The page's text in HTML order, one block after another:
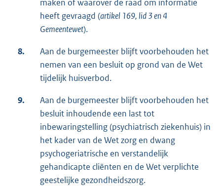
maken of waarover de raad om informatie
heeft gevraagd (artikel 169, lid 3 en 4
Gemeentewet).
8.
Aan de burgemeester blijft voorbehouden het
nemen van een besluit op grond van de Wet
tijdelijk huisverbod.
9.
Aan de burgemeester blijft voorbehouden het
besluit inhoudende een last tot
inbewaringstelling (psychiatrisch ziekenhuis) in
het kader van de Wet zorg en dwang
psychogeriatrische en verstandelijk
gehandicapte cliënten en de Wet verplichte
geestelijke gezondheidszorg.